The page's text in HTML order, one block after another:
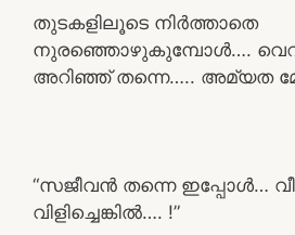
തുടകളിലൂടെ നിർത്താതെ
നുരഞ്ഞൊഴുകുമ്പോൾ….
അറിഞ്ഞ് തന്നെ….. അമ്യത
“സജീവൻ തന്നെ ഇപ്പോൾ…
വിളിച്ചെങ്കിൽ…. !”